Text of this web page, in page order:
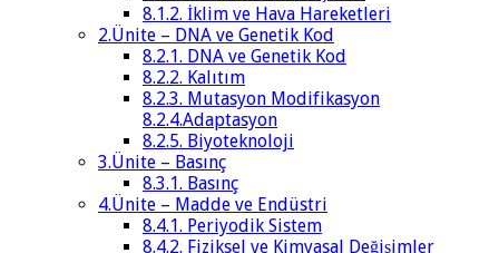
8.1.2. İklim ve Hava Hareketleri
2.Ünite – DNA ve Genetik Kod
8.2.1. DNA ve Genetik Kod
8.2.2. Kalıtım
8.2.3. Mutasyon Modifikasyon
8.2.4.Adaptasyon
8.2.5. Biyoteknoloji
3.Ünite – Basınç
8.3.1. Basınç
4.Ünite – Madde ve Endüstri
8.4.1. Periyodik Sistem
8.4.2. Fiziksel ve Kimyasal Değişimler